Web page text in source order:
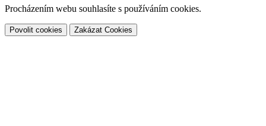
Procházením webu souhlasíte s používáním cookies.
Povolit cookies Zakázat Cookies